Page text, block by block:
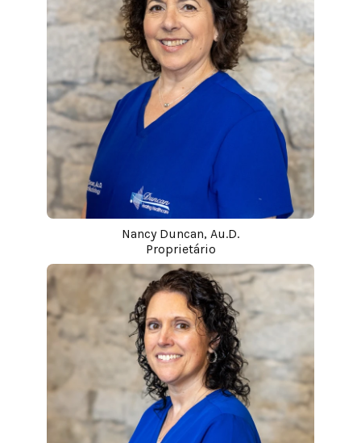
Nancy Duncan, Au.D.
Proprietário